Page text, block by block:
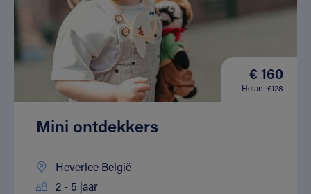
€ 160
Helan: €128
Mini ontdekkers
Heverlee België
2 - 5 jaar